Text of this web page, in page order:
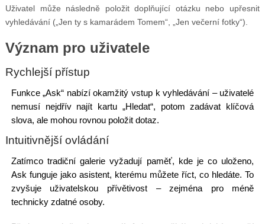
Uživatel může následně položit doplňující otázku nebo upřesnit
vyhledávání („Jen ty s kamarádem Tomem“, „Jen večerní fotky“).
Význam pro uživatele
Rychlejší přístup
Funkce „Ask“ nabízí okamžitý vstup k vyhledávání – uživatelé
nemusí nejdřív najít kartu „Hledat“, potom zadávat klíčová
slova, ale mohou rovnou položit dotaz.
Intuitivnější ovládání
Zatímco tradiční galerie vyžadují paměť, kde je co uloženo,
Ask funguje jako asistent, kterému můžete říct, co hledáte. To
zvyšuje uživatelskou přívětivost – zejména pro méně
technicky zdatné osoby.